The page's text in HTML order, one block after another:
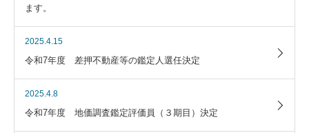
ます。
2025.4.15
令和7年度 差押不動産等の鑑定人選任決定
2025.4.8
令和7年度 地価調査鑑定評価員（３期目）決定